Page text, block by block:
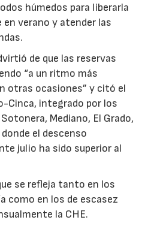
húmedos para liberarla
verano y atender las
de que las reservas
“a un ritmo más
otras ocasiones” y citó el
Cinca, integrado por los
Mediano, El Grado,
el descenso
julio ha sido superior al
se refleja tanto en los
como en los de escasez
la CHE.